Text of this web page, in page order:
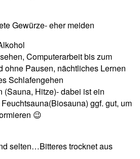
Gewürze- eher meiden
Computerarbeit bis zum
ohne Pausen, nächtliches Lernen
Schlafengehen
(Sauna, Hitze)- dabei ist ein
ggf. gut, um
😉
selten…Bitteres trocknet aus